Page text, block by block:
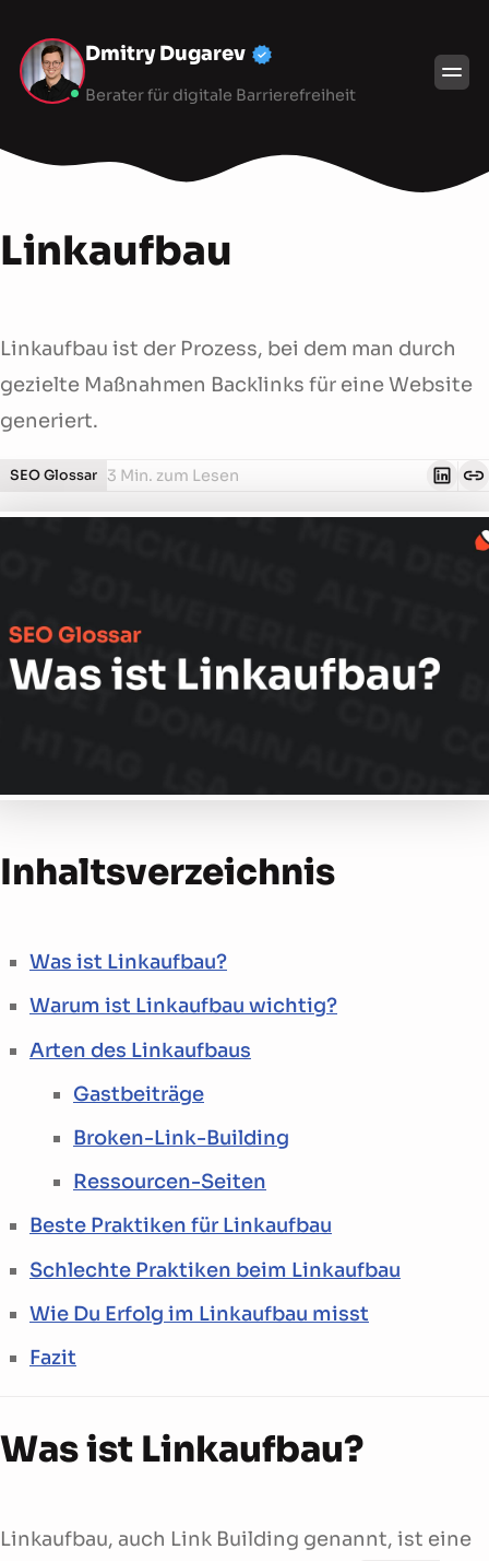
Dmitry Dugarev
Berater für digitale Barrierefreiheit
Linkaufbau
Linkaufbau ist der Prozess, bei dem man durch
gezielte Maßnahmen Backlinks für eine Website
generiert.
SEO Glossar 3 Min. zum Lesen
Inhalts­verzeichnis
Was ist Linkaufbau?
Warum ist Linkaufbau wichtig?
Arten des Linkaufbaus
Gastbeiträge
Broken-Link-Building
Ressourcen-Seiten
Beste Praktiken für Linkaufbau
Schlechte Praktiken beim Linkaufbau
Wie Du Erfolg im Linkaufbau misst
Fazit
Was ist Linkaufbau?
Linkaufbau, auch Link Building genannt, ist eine